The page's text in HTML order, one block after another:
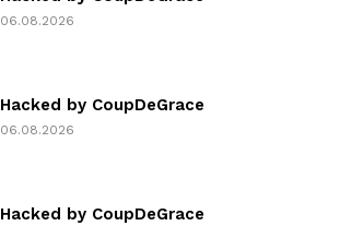
06.08.2026
Hacked by CoupDeGrace
06.08.2026
Hacked by CoupDeGrace